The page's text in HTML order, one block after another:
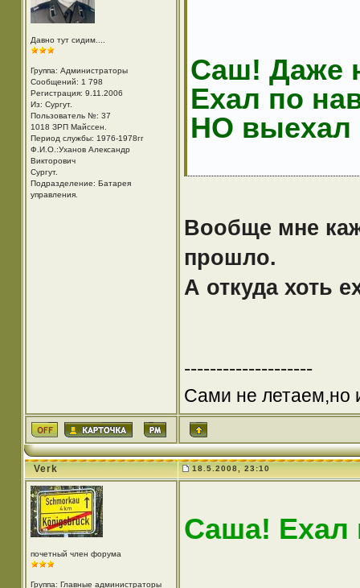
Давно тут сидим....
Группа: Администраторы
Сообщений: 1 798
Регистрация: 9.11.2006
Из: Cургут.
Пользователь №: 37
1018 ЗРП Майссен.
Период службы: 1976-1978гг
Ф.И.О.:Уханов Александр
Викторович
Cургут.
Подразделение: Батарея
управления.
Саш! Даже
Ехал по
НО выехал
Вообще мне
прошло.
А откуда хоть
--------------------
Сами не летаем,но
Verk 18.5.2008, 23:10
почетный член форума
Группа: Главные администраторы
Саша! Ехал